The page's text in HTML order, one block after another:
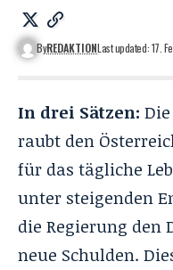
ByREDAKTIONLast updated: 17.
In drei Sätzen:
raubt den
für das tägliche
unter steigenden
die Regierung den
neue Schulden.